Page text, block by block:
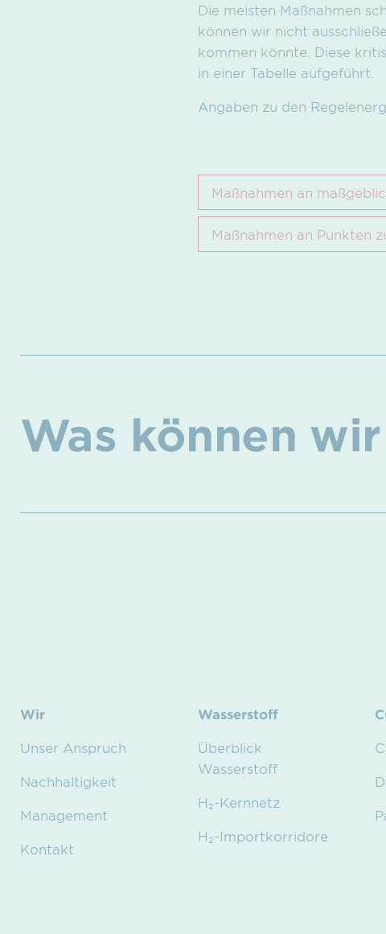
Die meisten Maßnahmen
können wir nicht
kommen könnte. Diese
in einer Tabelle aufgeführt.
Angaben zu den
Maßnahmen an
Maßnahmen an Punkten
Was können
Wir
Unser Anspruch
Nachhaltigkeit
Management
Kontakt
Wasserstoff
Überblick
Wasserstoff
H₂-Kernnetz
H₂-Importkorridore